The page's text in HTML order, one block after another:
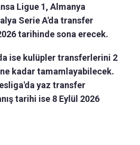
Ligue 1, Almanya
Serie A'da transfer
tarihinde sona erecek.
ise kulüpler transferlerini 2
kadar tamamlayabilecek.
yaz transfer
tarihi ise 8 Eylül 2026